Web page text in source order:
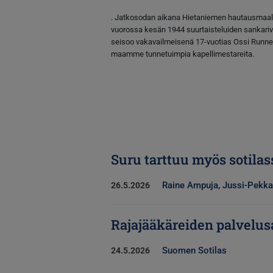
. Jatkosodan aikana Hietaniemen
vuorossa kesän 1944 suurtaisteluiden
seisoo vakavailmeisenä 17-vuotias Ossi
maamme tunnetuimpia kapellimestareita.
Suru tarttuu myös
26.5.2026 Raine Ampuja, Jussi-
Rajajääkäreiden
24.5.2026 Suomen Sotilas